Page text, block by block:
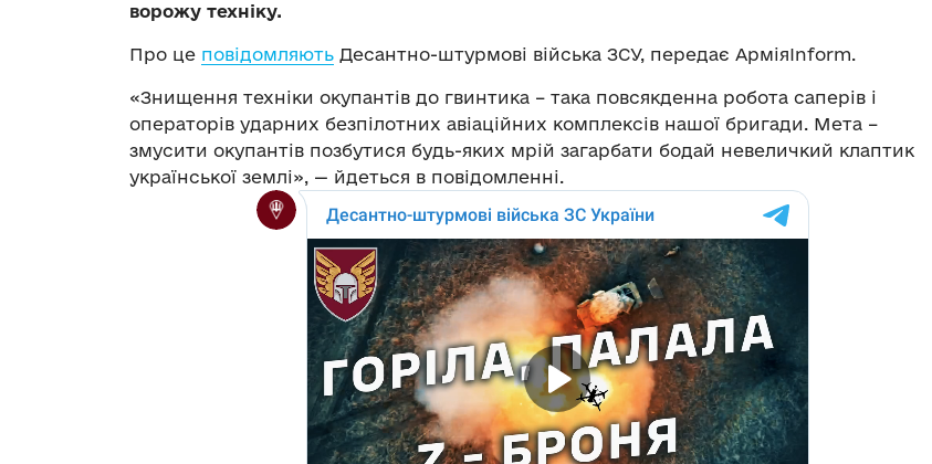
ворожу техніку.
Про це повідомляють Десантно-штурмові війська ЗСУ, передає АрміяInform.
«Знищення техніки окупантів до гвинтика – така повсякденна робота саперів і
операторів ударних безпілотних авіаційних комплексів нашої бригади. Мета –
змусити окупантів позбутися будь-яких мрій загарбати бодай невеличкий клаптик
української землі», — йдеться в повідомленні.